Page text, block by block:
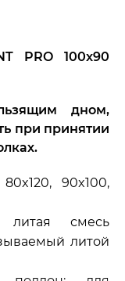
PRO 100x90
дном,
при принятии
90x100,
литая смесь
литой